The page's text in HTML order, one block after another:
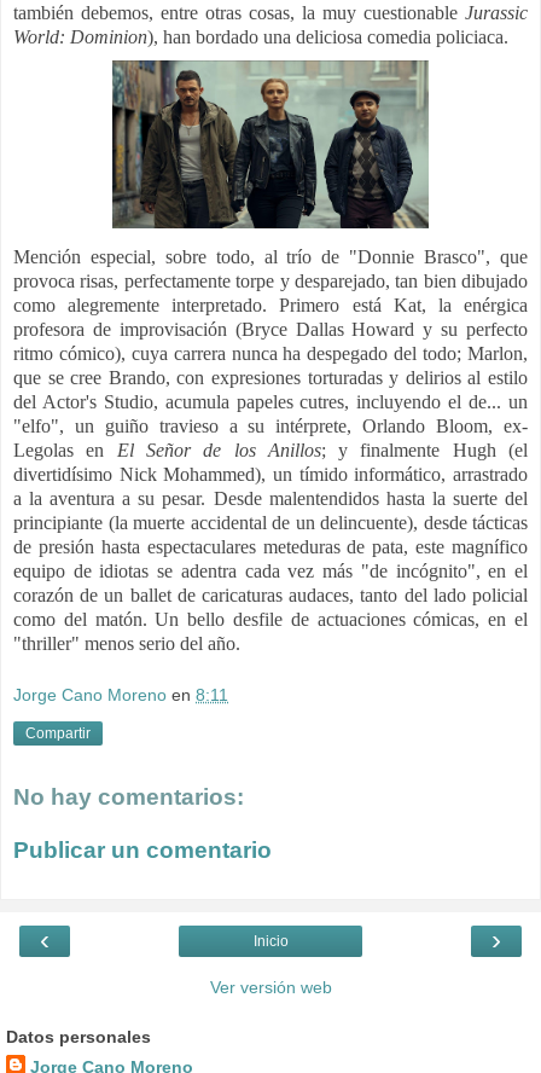
también debemos, entre otras cosas, la muy cuestionable Jurassic
World: Dominion), han bordado una deliciosa comedia policiaca.
Mención especial, sobre todo, al trío de "Donnie Brasco", que
provoca risas, perfectamente torpe y desparejado, tan bien dibujado
como alegremente interpretado. Primero está Kat, la enérgica
profesora de improvisación (Bryce Dallas Howard y su perfecto
ritmo cómico), cuya carrera nunca ha despegado del todo; Marlon,
que se cree Brando, con expresiones torturadas y delirios al estilo
del Actor's Studio, acumula papeles cutres, incluyendo el de... un
"elfo", un guiño travieso a su intérprete, Orlando Bloom, ex-
Legolas en El Señor de los Anillos; y finalmente Hugh (el
divertidísimo Nick Mohammed), un tímido informático, arrastrado
a la aventura a su pesar. Desde malentendidos hasta la suerte del
principiante (la muerte accidental de un delincuente), desde tácticas
de presión hasta espectaculares meteduras de pata, este magnífico
equipo de idiotas se adentra cada vez más "de incógnito", en el
corazón de un ballet de caricaturas audaces, tanto del lado policial
como del matón. Un bello desfile de actuaciones cómicas, en el
"thriller" menos serio del año.
Jorge Cano Moreno en 8:11
Compartir
No hay comentarios:
Publicar un comentario
‹ ›
Inicio
Ver versión web
Datos personales
Jorge Cano Moreno